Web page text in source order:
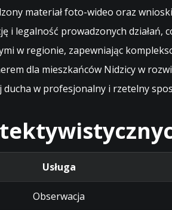
materiał foto-wideo oraz
i legalność prowadzonych działań,
w regionie, zapewniając
dla mieszkańców Nidzicy w
w profesjonalny i rzetelny
Usługa
Obserwacja